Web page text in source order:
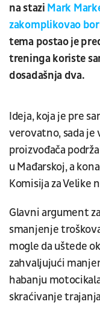
na stazi Mark
zakomplikovao
tema postao je
treninga koriste
dosadašnja dva.
Ideja, koja je pre
verovatno, sada je
proizvođača
u Mađarskoj, a
Komisija za Velike
Glavni argument
smanjenje
mogle da uštede
zahvaljujući
habanju
skraćivanje